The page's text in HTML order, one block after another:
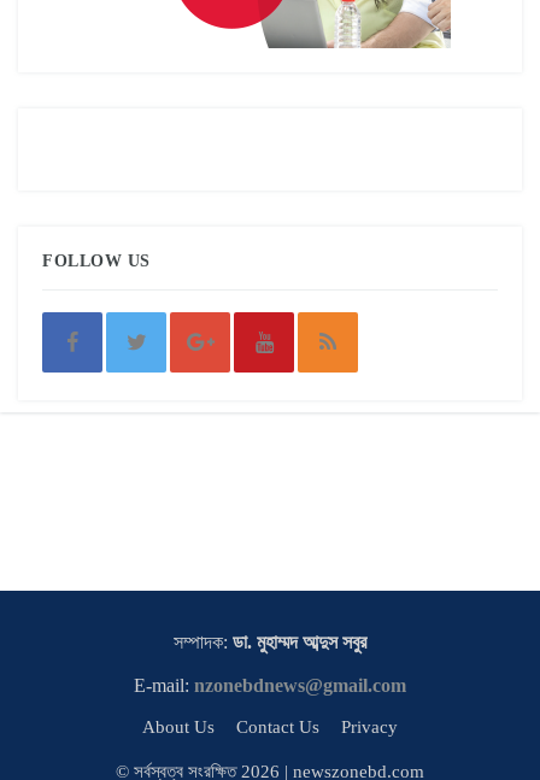
FOLLOW US
সম্পাদক: ডা. মুহাম্মদ আব্দুস সবুর
E-mail: nzonebdnews@gmail.com
About Us Contact Us Privacy
© সর্বস্বত্ব সংরক্ষিত 2026 | newszonebd.com